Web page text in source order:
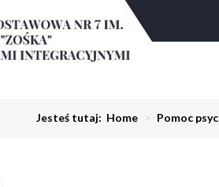
Jesteś tutaj: Home > Pomoc